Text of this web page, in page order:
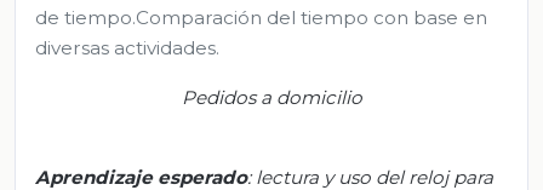
de tiempo.Comparación del tiempo con base en
diversas actividades.
Pedidos a domicilio
Aprendizaje esperado:lectura y uso del reloj para